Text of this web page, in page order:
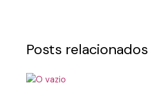
Posts relacionados